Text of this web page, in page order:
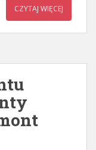
CZYTAJ WIĘCEJ